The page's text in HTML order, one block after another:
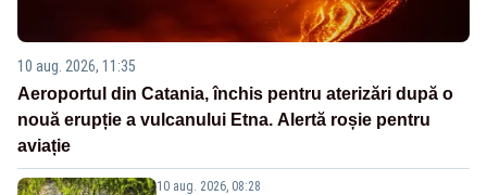
10 aug. 2026, 11:35
Aeroportul din Catania, închis pentru aterizări după o
nouă erupție a vulcanului Etna. Alertă roșie pentru
aviație
10 aug. 2026, 08:28